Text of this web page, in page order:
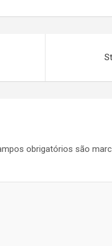
obrigatórios são